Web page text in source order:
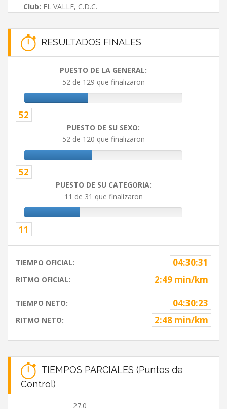
Club: EL VALLE, C.D.C.
RESULTADOS FINALES
PUESTO DE LA GENERAL:
52 de 129 que finalizaron
52
PUESTO DE SU SEXO:
52 de 120 que finalizaron
52
PUESTO DE SU CATEGORIA:
11 de 31 que finalizaron
11
TIEMPO OFICIAL: 04:30:31
RITMO OFICIAL: 2:49 min/km
TIEMPO NETO: 04:30:23
RITMO NETO: 2:48 min/km
TIEMPOS PARCIALES (Puntos de
Control)
27.0